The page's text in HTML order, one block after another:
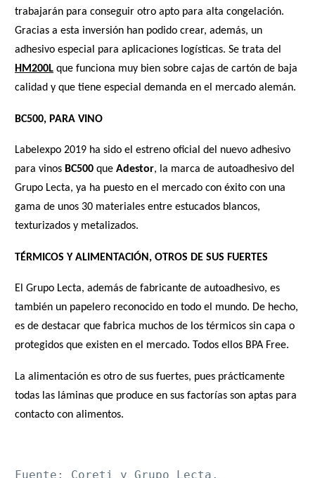
trabajarán para conseguir otro apto para alta congelación.
Gracias a esta inversión han podido crear, además, un
adhesivo especial para aplicaciones logísticas. Se trata del
HM200L que funciona muy bien sobre cajas de cartón de baja
calidad y que tiene especial demanda en el mercado alemán.
BC500, PARA VINO
Labelexpo 2019 ha sido el estreno oficial del nuevo adhesivo
para vinos BC500 que Adestor, la marca de autoadhesivo del
Grupo Lecta, ya ha puesto en el mercado con éxito con una
gama de unos 30 materiales entre estucados blancos,
texturizados y metalizados.
TÉRMICOS Y ALIMENTACIÓN, OTROS DE SUS FUERTES
El Grupo Lecta, además de fabricante de autoadhesivo, es
también un papelero reconocido en todo el mundo. De hecho,
es de destacar que fabrica muchos de los térmicos sin capa o
protegidos que existen en el mercado. Todos ellos BPA Free.
La alimentación es otro de sus fuertes, pues prácticamente
todas las láminas que produce en sus factorías son aptas para
contacto con alimentos.
Fuente: Coreti y Grupo Lecta.